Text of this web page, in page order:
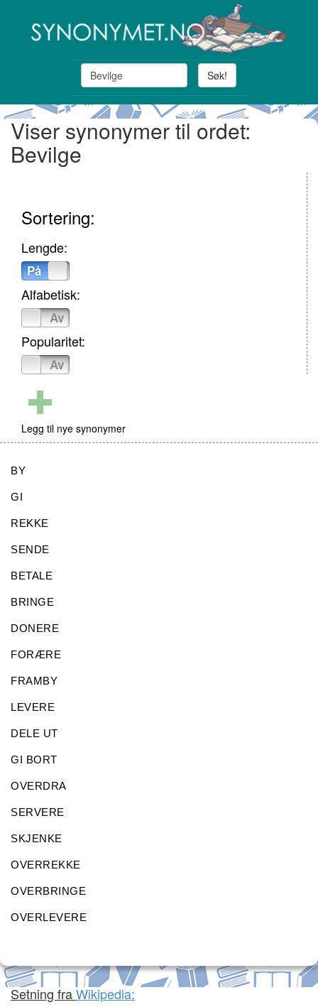
Søk!
Viser synonymer til ordet:
Bevilge
Sortering:
Lengde:
På
Alfabetisk:
Av
Popularitet:
Av
Legg til nye synonymer
BY
GI
REKKE
SENDE
BETALE
BRINGE
DONERE
FORÆRE
FRAMBY
LEVERE
DELE UT
GI BORT
OVERDRA
SERVERE
SKJENKE
OVERREKKE
OVERBRINGE
OVERLEVERE
Setning fraWikipedia: